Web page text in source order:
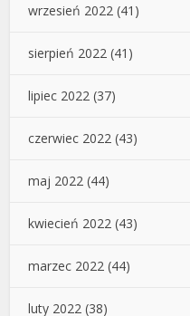
wrzesień 2022 (41)
sierpień 2022 (41)
lipiec 2022 (37)
czerwiec 2022 (43)
maj 2022 (44)
kwiecień 2022 (43)
marzec 2022 (44)
luty 2022 (38)